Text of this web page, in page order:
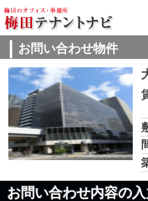
お問い合わせ物件
お問い合わせ内容の入